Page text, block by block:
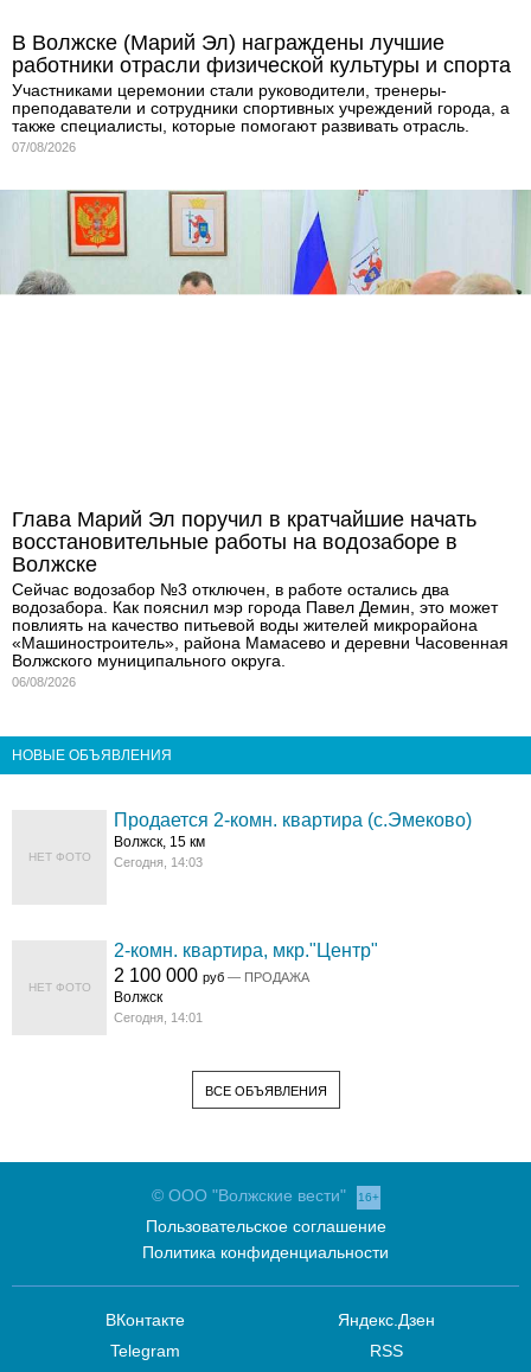
В Волжске (Марий Эл) награждены лучшие
работники отрасли физической культуры и спорта
Участниками церемонии стали руководители, тренеры-
преподаватели и сотрудники спортивных учреждений города, а
также специалисты, которые помогают развивать отрасль.
07/08/2026
Глава Марий Эл поручил в кратчайшие начать
восстановительные работы на водозаборе в
Волжске
Сейчас водозабор №3 отключен, в работе остались два
водозабора. Как пояснил мэр города Павел Демин, это может
повлиять на качество питьевой воды жителей микрорайона
«Машиностроитель», района Мамасево и деревни Часовенная
Волжского муниципального округа.
06/08/2026
НОВЫЕ ОБЪЯВЛЕНИЯ
НЕТ ФОТО
Продается 2-комн. квартира (с.Эмеково)
Волжск, 15 км
Сегодня, 14:03
НЕТ ФОТО
2-комн. квартира, мкр."Центр"
2 100 000руб — ПРОДАЖА
Волжск
Сегодня, 14:01
ВСЕ ОБЪЯВЛЕНИЯ
© ООО "Волжские вести" 16+
Пользовательское соглашение
Политика конфиденциальности
ВКонтакте
Telegram
Яндекс.Дзен
RSS